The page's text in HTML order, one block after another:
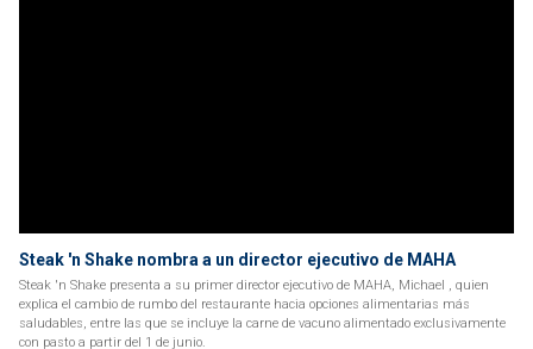
Steak 'n Shake nombra a un director ejecutivo de MAHA
Steak 'n Shake presenta a su primer director ejecutivo de MAHA, Michael , quien
explica el cambio de rumbo del restaurante hacia opciones alimentarias más
saludables, entre las que se incluye la carne de vacuno alimentado exclusivamente
con pasto a partir del 1 de junio.